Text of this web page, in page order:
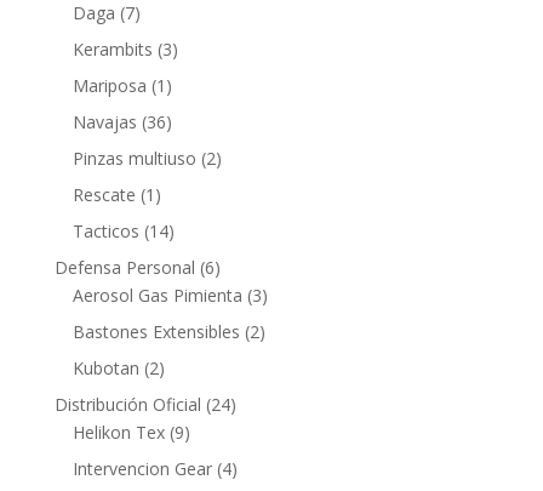
Daga (7)
Kerambits (3)
Mariposa (1)
Navajas (36)
Pinzas multiuso (2)
Rescate (1)
Tacticos (14)
Defensa Personal (6)
Aerosol Gas Pimienta (3)
Bastones Extensibles (2)
Kubotan (2)
Distribución Oficial (24)
Helikon Tex (9)
Intervencion Gear (4)